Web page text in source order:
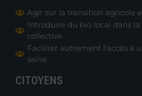
Agir sur la transition agricole
Introduire du bio local dans
collective
Faciliter autrement l'accès à
saine
CITOYENS